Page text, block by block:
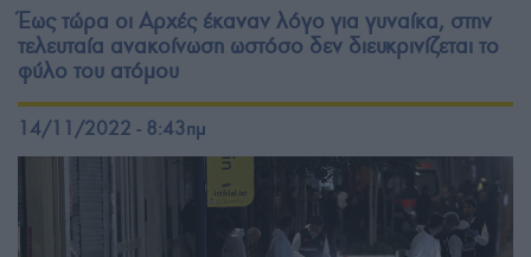
Έως τώρα οι Αρχές έκαναν λόγο για γυναίκα, στην
τελευταία ανακοίνωση ωστόσο δεν διευκρινίζεται το
φύλο του ατόμου
14/11/2022 - 8:43πμ